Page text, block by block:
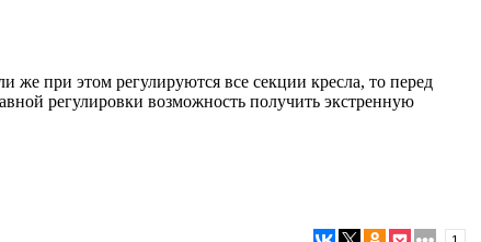
при этом регулируются все секции кресла, то перед
регулировки возможность получить экстренную